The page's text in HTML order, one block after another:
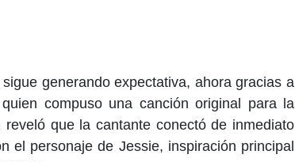
generando expectativa, ahora gracias a
compuso una canción original para la
que la cantante conectó de inmediato
el personaje de Jessie, inspiración principal